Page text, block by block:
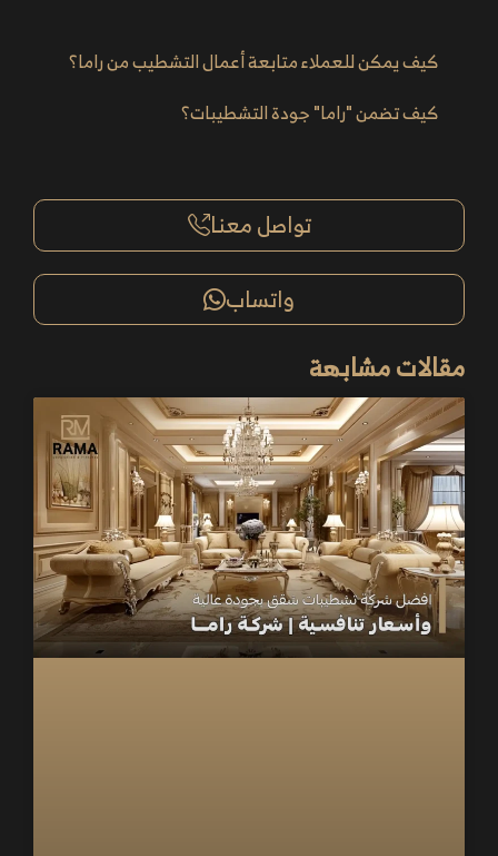
كيف يمكن للعملاء متابعة أعمال التشطيب من راما؟
كيف تضمن "راما" جودة التشطيبات؟
تواصل معنا
واتساب
مقالات مشابهة